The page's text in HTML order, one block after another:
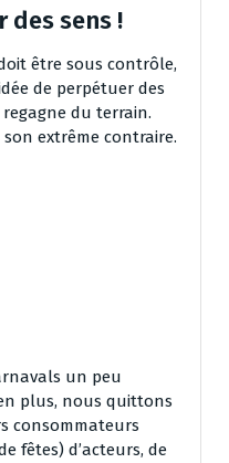
des sens !
être sous contrôle,
de perpétuer des
regagne du terrain.
extrême contraire.
un peu
plus, nous quittons
consommateurs
fêtes) d’acteurs, de